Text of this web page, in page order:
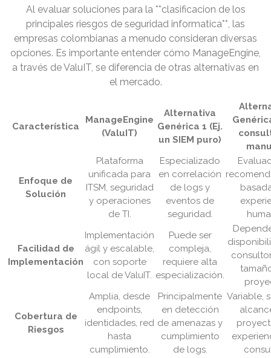
Al evaluar soluciones para la **clasificacion de los
principales riesgos de seguridad informatica**, las
empresas colombianas a menudo consideran diversas
opciones. Es importante entender cómo ManageEngine,
a través de ValuIT, se diferencia de otras alternativas en
el mercado.
Característica
ManageEngine
(ValuIT)
Alternativa
Genérica 1 (Ej.
un SIEM puro)
Enfoque de
Solución
Plataforma
unificada para
ITSM, seguridad
y operaciones
de TI.
Especializado
en correlación
de logs y
eventos de
seguridad.
Facilidad de
Implementación
Implementación
ágil y escalable,
con soporte
local de ValuIT.
Puede ser
compleja,
requiere alta
especialización.
Cobertura de
Riesgos
Amplia, desde
endpoints,
identidades, red
hasta
cumplimiento.
Principalmente
en detección
de amenazas y
cumplimiento
de logs.
Variable,